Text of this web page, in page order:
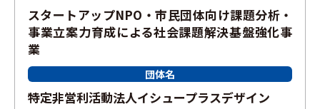
スタートアップNPO・市⺠団体向け課題分析・
事業⽴案⼒育成による社会課題解決基盤強化事
業
団体名
特定⾮営利活動法⼈イシュープラスデザイン